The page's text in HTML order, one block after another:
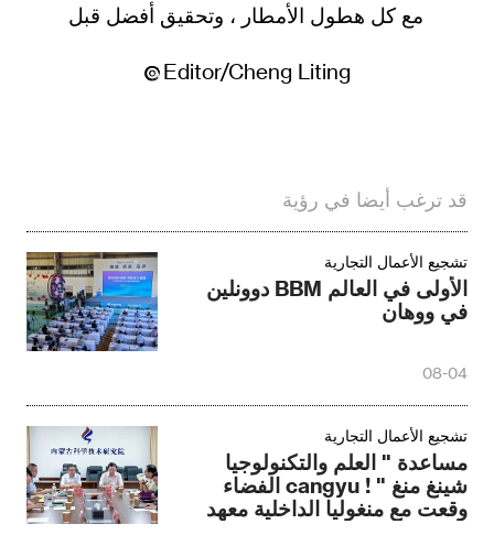
مع كل هطول الأمطار ، وتحقيق أفضل قبل
Editor/Cheng Liting
قد ترغب أيضا في رؤية
تشجيع الأعمال التجارية
الأولى في العالم BBM دوونلين
في ووهان
08-04
تشجيع الأعمال التجارية
مساعدة " العلم والتكنولوجيا
شينغ منغ " ! cangyu الفضاء
وقعت مع منغوليا الداخلية معهد